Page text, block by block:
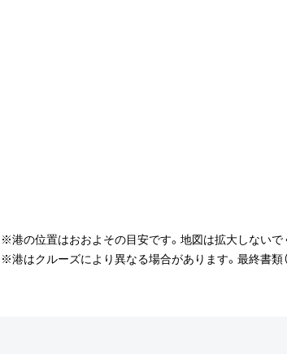
※港の位置はおおよその目安です。地図は拡大しないで
※港はクルーズにより異なる場合があります。最終書類